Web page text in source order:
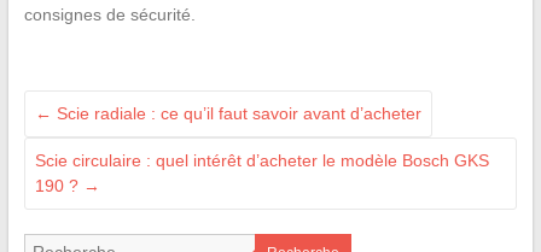
consignes de sécurité.
← Scie radiale : ce qu’il faut savoir avant d’acheter
Scie circulaire : quel intérêt d’acheter le modèle Bosch GKS
190 ? →